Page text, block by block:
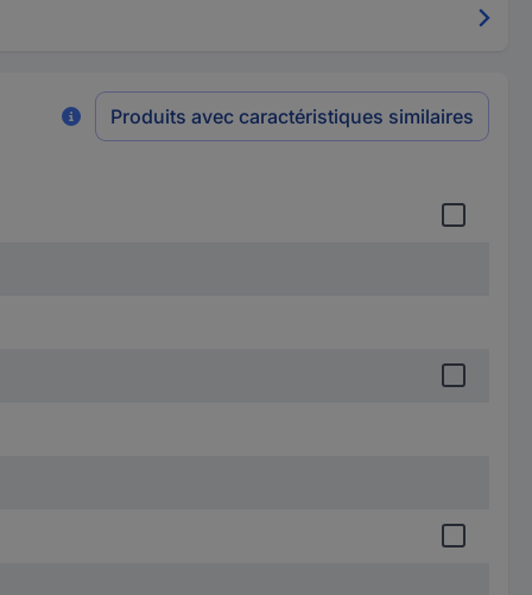
Produits avec caractéristiques similaires